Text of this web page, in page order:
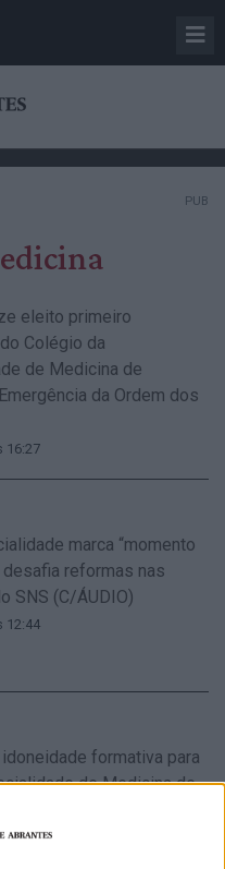
PUB
eleito primeiro
Colégio da
de Medicina de
da Ordem dos
16:27
marca “momento
desafia reformas nas
SNS (C/ÁUDIO)
12:44
formativa para
de Medicina de
17:56